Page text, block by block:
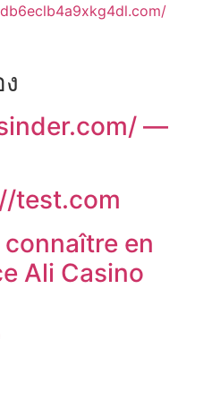
—
test.com
en
Ali Casino